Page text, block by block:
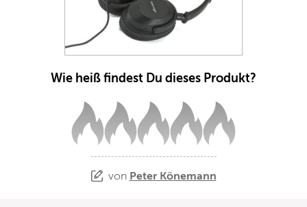
Wie heiß findest Du dieses Produkt?
von Peter Könemann